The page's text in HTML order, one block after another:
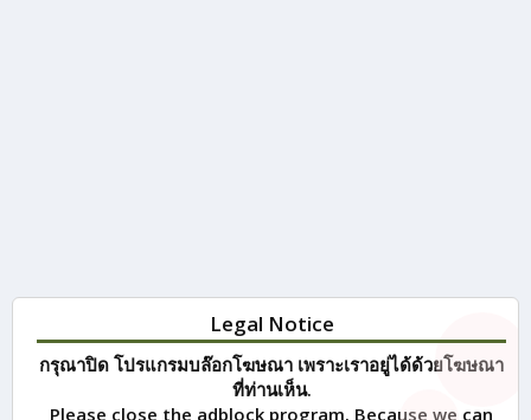
Legal Notice
กรุณาปิด โปรแกรมบล๊อกโฆษณา เพราะเราอยู่ได้ด้วยโฆษณา
ที่ท่านเห็น.
Please close the adblock program. Because we can